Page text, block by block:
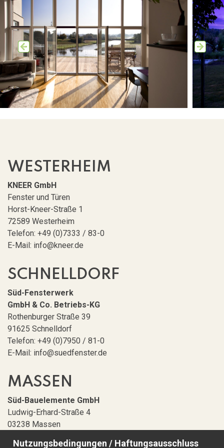
View Image
WESTERHEIM
KNEER GmbH
Fenster und Türen
Horst-Kneer-Straße 1
72589 Westerheim
Telefon: +49 (0)7333 / 83-0
E-Mail: info@kneer.de
SCHNELLDORF
Süd-Fensterwerk
GmbH & Co. Betriebs-KG
Rothenburger Straße 39
91625 Schnelldorf
Telefon: +49 (0)7950 / 81-0
E-Mail: info@suedfenster.de
MASSEN
Süd-Bauelemente GmbH
Ludwig-Erhard-Straße 4
03238 Massen
Nutzungsbedingungen / Haftungsausschluss